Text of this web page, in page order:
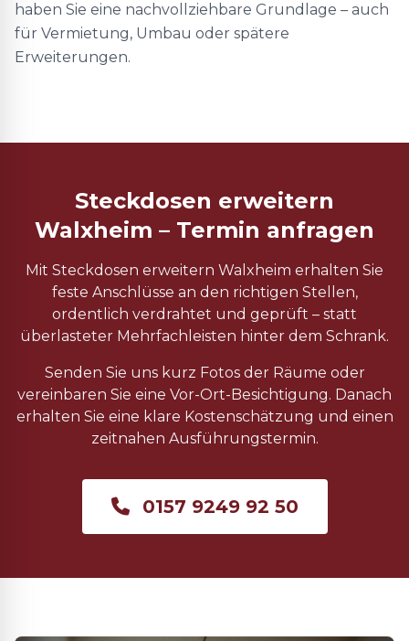
haben Sie eine nachvollziehbare Grundlage – auch
für Vermietung, Umbau oder spätere
Erweiterungen.
Steckdosen erweitern
Walxheim – Termin anfragen
Mit Steckdosen erweitern Walxheim erhalten Sie
feste Anschlüsse an den richtigen Stellen,
ordentlich verdrahtet und geprüft – statt
überlasteter Mehrfachleisten hinter dem Schrank.
Senden Sie uns kurz Fotos der Räume oder
vereinbaren Sie eine Vor-Ort-Besichtigung. Danach
erhalten Sie eine klare Kostenschätzung und einen
zeitnahen Ausführungstermin.
0157 9249 92 50